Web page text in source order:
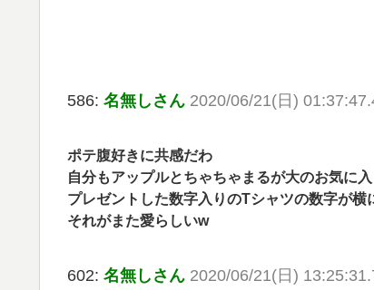
586: 名無しさん 2020/06/21(日)
ポテ腹好きに共感だわ
自分もアップルとちゃちゃまるが大のお気に入
プレゼントした数字入りのTシャツの数字が
それがまた愛らしいw
602: 名無しさん 2020/06/21(日)